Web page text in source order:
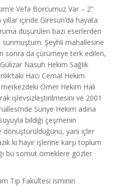
Vefa Borcumuz Var – 2”
yıllar içinde Giresun’da hayata
düşürülen bazı eserlerden
Şeyhli mahallesine
sonra da çürümeye terk edilen,
Gülizar Nasuh Hekim Sağlık
Hacı Cemal Hekim
merkezdeki Ömer Hekim Halı
işlevsizleştirilmesini ve 2001
Süriye Hekim adına
bildiği çeşmenin
dönüştürüldüğünü, yani içler
ki hayır işlerine karşı toplum
bu somut örneklere gözler
Tıp Fakültesi isminin